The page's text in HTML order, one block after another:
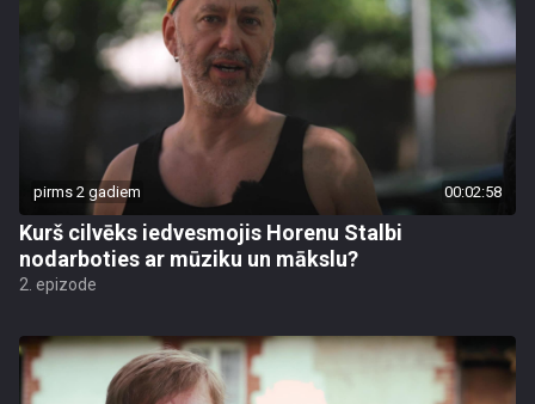
pirms 2 gadiem 00:02:58
Kurš cilvēks iedvesmojis Horenu Stalbi
nodarboties ar mūziku un mākslu?
2. epizode